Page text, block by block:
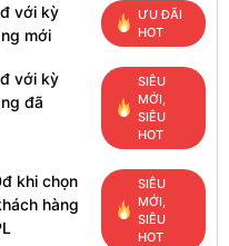
với kỳ
mới
ƯU ĐÃI
HOT
với kỳ
đã
SIÊU
MỚI,
SIÊU
HOT
khi chọn
hàng
SIÊU
MỚI,
SIÊU
HOT